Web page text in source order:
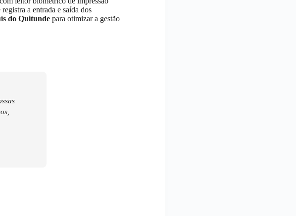
a entrada e saída dos
do Quitunde para otimizar a gestão